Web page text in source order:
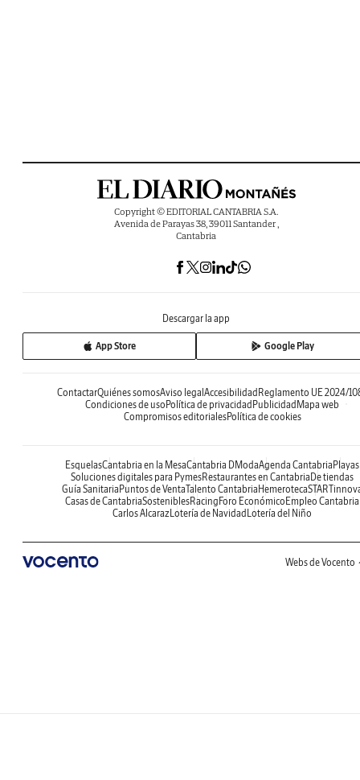
Copyright © EDITORIAL CANTABRIA S.A.
Avenida de Parayas 38, 39011 Santander ,
Cantabria
Descargar la app
App Store Google Play
ContactarQuiénes somosAviso legalAccesibilidadReglamento UE 2024/
Condiciones de usoPolítica de privacidadPublicidadMapa web
Compromisos editorialesPolítica de cookies
EsquelasCantabria en la MesaCantabria DModaAgenda CantabriaPlayas
Soluciones digitales para PymesRestaurantes en CantabriaDe tiendas
Guía SanitariaPuntos de VentaTalento CantabriaHemeroteca
Casas de CantabriaSosteniblesRacingForo EconómicoEmpleo Cantabria
Carlos AlcarazLotería de NavidadLotería del Niño
Webs de Vocento